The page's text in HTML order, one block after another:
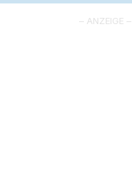
– ANZEIGE –